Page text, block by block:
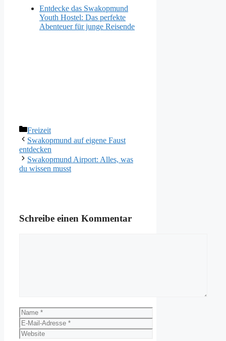
Entdecke das Swakopmund
Youth Hostel: Das perfekte
Abenteuer für junge Reisende
Kategorien
Freizeit
Swakopmund auf eigene Faust
entdecken
Swakopmund Airport: Alles, was
du wissen musst
Schreibe einen Kommentar
Name
E-
Mail-
Website